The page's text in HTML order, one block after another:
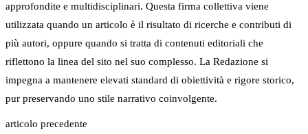
approfondite e multidisciplinari. Questa firma collettiva viene
utilizzata quando un articolo è il risultato di ricerche e contributi di
più autori, oppure quando si tratta di contenuti editoriali che
riflettono la linea del sito nel suo complesso. La Redazione si
impegna a mantenere elevati standard di obiettività e rigore storico,
pur preservando uno stile narrativo coinvolgente.
articolo precedente